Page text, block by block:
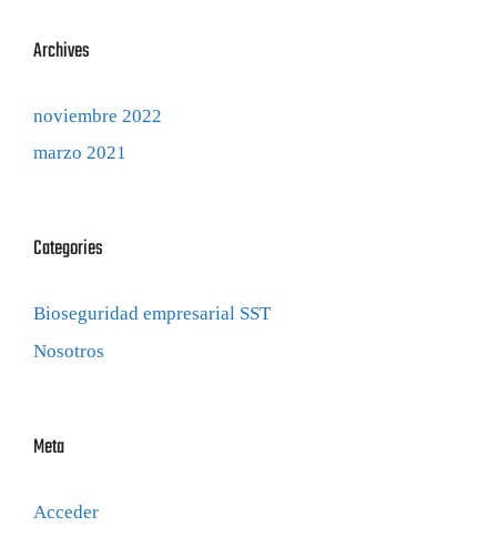
Archives
noviembre 2022
marzo 2021
Categories
Bioseguridad empresarial SST
Nosotros
Meta
Acceder